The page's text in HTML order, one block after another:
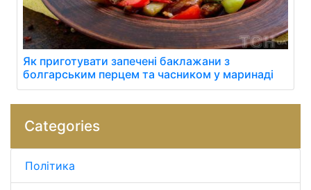
Як приготувати запечені баклажани з
болгарським перцем та часником у маринаді
Categories
Політика